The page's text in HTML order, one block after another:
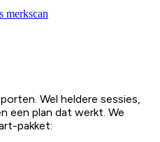
merkscan
Wel heldere sessies,
een plan dat werkt. We
pakket: